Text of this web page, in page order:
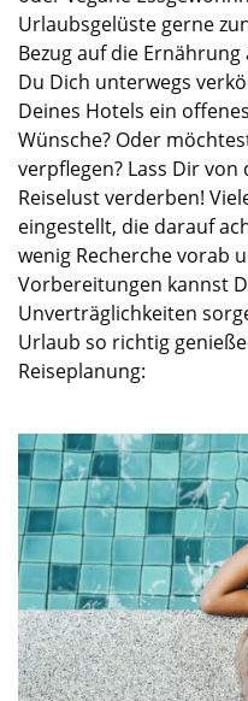
Urlaubsgelüste gerne
Bezug auf die
Du Dich unterwegs
Deines Hotels ein
Wünsche? Oder
verpflegen? Lass Dir
Reiselust verderben!
eingestellt, die darauf
wenig Recherche vorab
Vorbereitungen kannst
Unverträglichkeiten
Urlaub so richtig
Reiseplanung: